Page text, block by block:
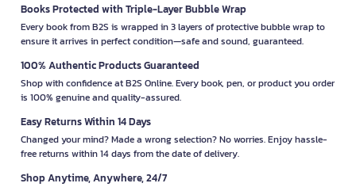
Books Protected with Triple-Layer Bubble Wrap
Every book from B2S is wrapped in 3 layers of protective bubble wrap to
ensure it arrives in perfect condition—safe and sound, guaranteed.
100% Authentic Products Guaranteed
Shop with confidence at B2S Online. Every book, pen, or product you order
is 100% genuine and quality-assured.
Easy Returns Within 14 Days
Changed your mind? Made a wrong selection? No worries. Enjoy hassle-
free returns within 14 days from the date of delivery.
Shop Anytime, Anywhere, 24/7